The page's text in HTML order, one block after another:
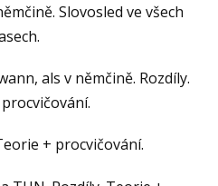
Slovosled ve všech
als v němčině. Rozdíly.
+ procvičování.